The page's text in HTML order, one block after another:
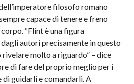
filosofo romano
capace di tenere e freno
“Flint è una figura
autori precisamente in questo
molto a riguardo” – dice
di fare del proprio meglio per i
di guidarli e comandarli. A